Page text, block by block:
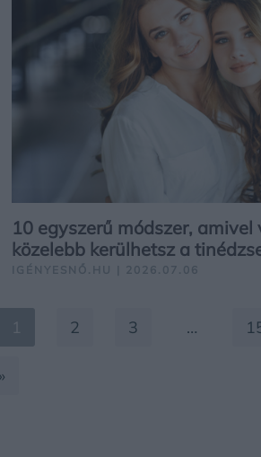
10 egyszerű módszer, amivel
közelebb kerülhetsz a
IGÉNYESNŐ.HU | 2026.07.06
1 2 3 …